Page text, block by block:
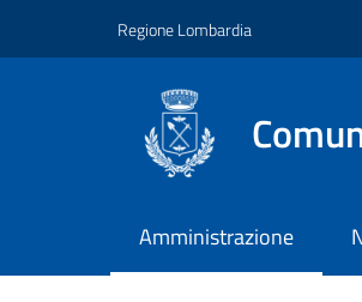
Regione Lombardia
Amministrazione